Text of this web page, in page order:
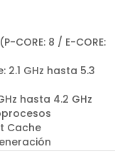
CORE: 8 / E-CORE:
GHz hasta 5.3
hasta 4.2 GHz
Cache